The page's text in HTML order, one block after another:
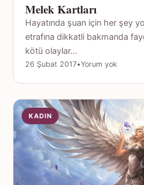
Melek Kartları
Hayatında şuan için her şey
etrafına dikkatli bakmanda
kötü olaylar…
26 Şubat 2017•Yorum yok
KADIN